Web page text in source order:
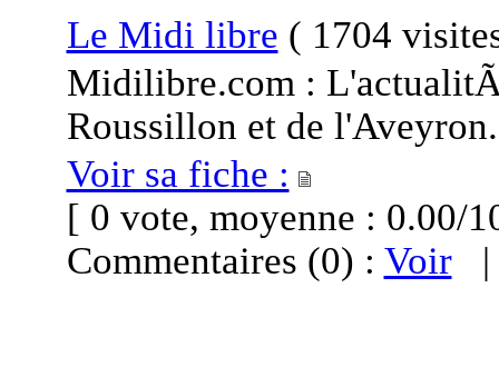
Le Midi libre ( 1704
Midilibre.com :
Roussillon et de l'Aveyron.
Voir sa fiche :
[ 0 vote, moyenne :
Commentaires (0) : Voir